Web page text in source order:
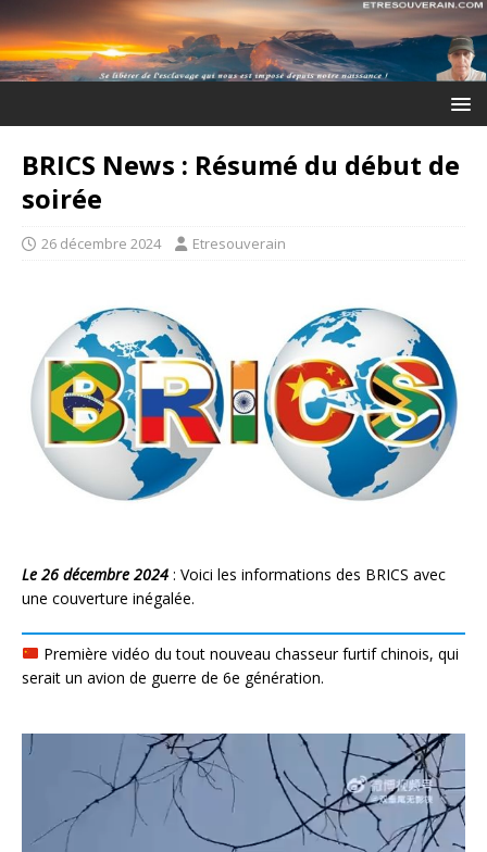
BRICS News : Résumé du début de
soirée
26 décembre 2024 Etresouverain
Le 26 décembre 2024 : Voici les informations des BRICS avec
une couverture inégalée.
Première vidéo du tout nouveau chasseur furtif chinois, qui
serait un avion de guerre de 6e génération.